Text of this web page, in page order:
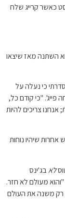
שידור חי של אמזון ב-29 באוגוסט כאשר קרייג שלח
השתנה מאז שיצאו
כי נעלה על
פייג'. "כי קודם כל,
צריכים להיות
אחרות שיהיו נוחות
לֹאבג'ינס
מעולם לא חזר.
רק משנה את העולם